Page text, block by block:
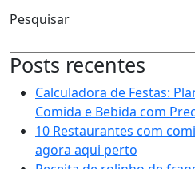
Pesquisar
Posts recentes
Calculadora de Festas:
Comida e Bebida com
10 Restaurantes com
agora aqui perto